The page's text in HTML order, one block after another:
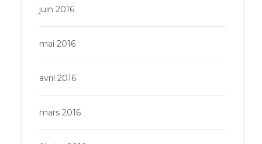
juin 2016
mai 2016
avril 2016
mars 2016